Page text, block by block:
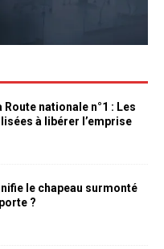
nationale n°1 : Les
à libérer l’emprise
le chapeau surmonté
?